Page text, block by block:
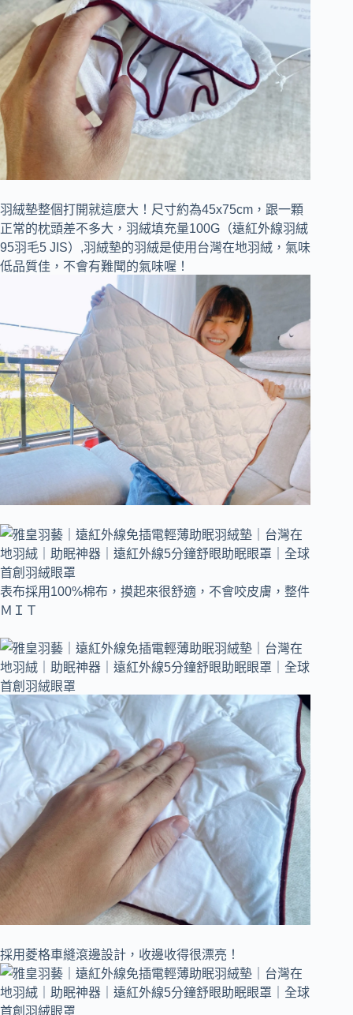
羽絨墊整個打開就這麼大！尺寸約為45x75cm，跟一顆
正常的枕頭差不多大，羽絨填充量100G（遠紅外線羽絨
95羽毛5 JIS）,羽絨墊的羽絨是使用台灣在地羽絨，氣味
低品質佳，不會有難聞的氣味喔！
表布採用100%棉布，摸起來很舒適，不會咬皮膚，整件
ＭＩＴ
採用菱格車縫滾邊設計，收邊收得很漂亮！